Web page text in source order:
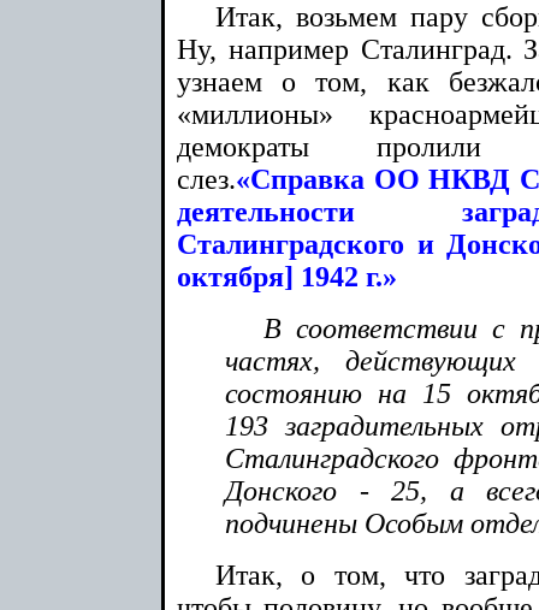
Итак, возьмем пару
Ну, например Сталинград.
узнаем о том, как
«миллионы»
демократы пролили
слез.«Справка ОО НКВД
деятельности
Сталинградского и
октября] 1942 г.»
В соответствии с
частях,
состоянию на 15
193 заградительных
Сталинградского
Донского - 25, а
подчинены Особым
Итак, о том, что